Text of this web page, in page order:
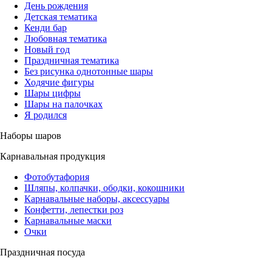
День рождения
Детская тематика
Кенди бар
Любовная тематика
Новый год
Праздничная тематика
Без рисунка однотонные шары
Ходячие фигуры
Шары цифры
Шары на палочках
Я родился
Наборы шаров
Карнавальная продукция
Фотобутафория
Шляпы, колпачки, ободки, кокошники
Карнавальные наборы, аксессуары
Конфетти, лепестки роз
Карнавальные маски
Очки
Праздничная посуда